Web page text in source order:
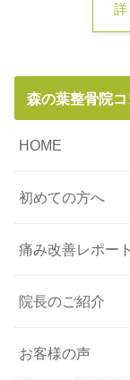
詳
森の葉整骨院
HOME
初めての方へ
痛み改善レポート
院長のご紹介
お客様の声